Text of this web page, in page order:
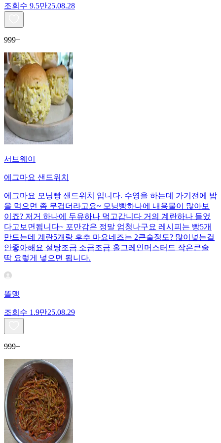
조회수 9.5만25.08.28
999+
서브웨이
에그마요 샌드위치
에그마요 모닝빵 샌드위치 입니다. 수영을 하는데 가기전에 밥
을 먹으면 좀 무겁더라고요~ 모닝빵하나에 내용물이 많아보
이죠? 저거 하나에 두유하나 먹고갑니다 거의 계란하나 들었
다고보면됩니다~ 포만감은 정말 엄청나구요 레시피는 빵5개
만드는데 계란5개랑 후추 마요네즈는 2큰술정도? 많이넣는걸
안좋아해요 설탕조금 소금조금 홀그레인머스터드 작은큰술
딱 요렇게 넣으면 됩니다.
똘맹
조회수 1.9만25.08.29
999+